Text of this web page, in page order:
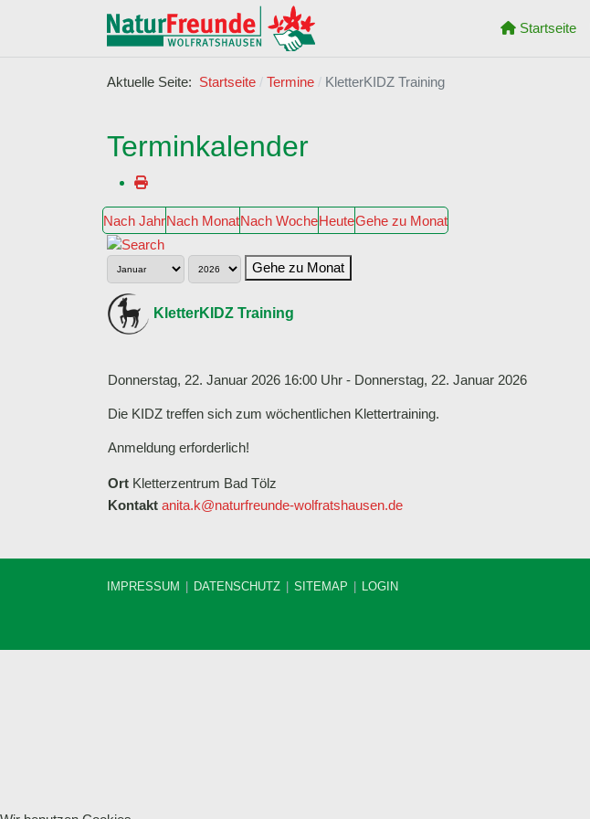
Startseite
Aktuelle Seite: Startseite Termine KletterKIDZ Training
Terminkalender
Nach JahrNach MonatNach WocheHeuteGehe zu Monat
Gehe zu Monat
KletterKIDZ Training
Donnerstag, 22. Januar 2026 16:00 Uhr - Donnerstag, 22. Januar 2026
Die KIDZ treffen sich zum wöchentlichen Klettertraining.
Anmeldung erforderlich!
Ort Kletterzentrum Bad Tölz
Kontakt anita.k@naturfreunde-wolfratshausen.de
IMPRESSUM DATENSCHUTZ SITEMAP LOGIN